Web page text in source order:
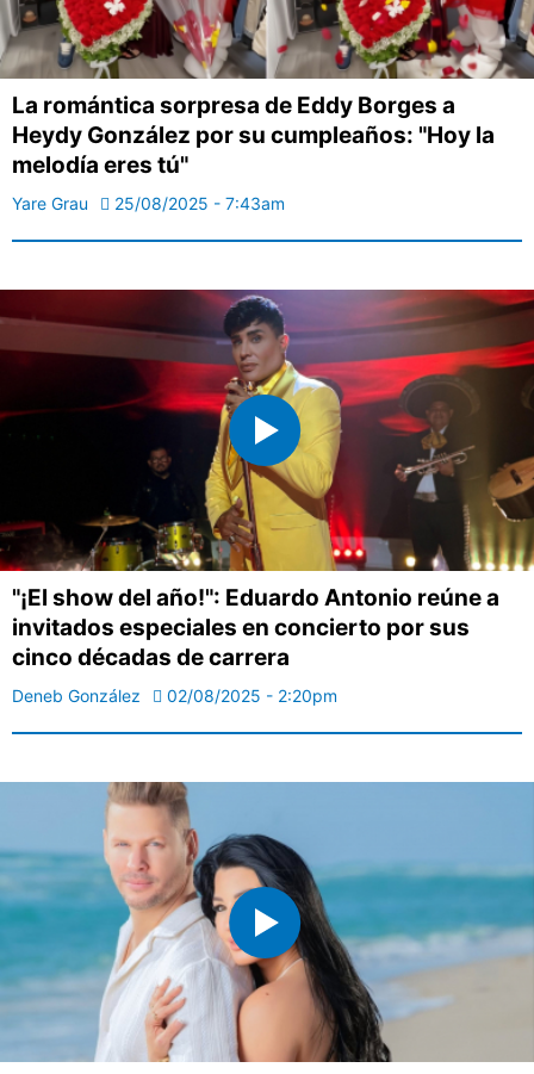
La romántica sorpresa de Eddy Borges a
Heydy González por su cumpleaños: "Hoy la
melodía eres tú"
Yare Grau 25/08/2025 - 7:43am
"¡El show del año!": Eduardo Antonio reúne a
invitados especiales en concierto por sus
cinco décadas de carrera
Deneb González 02/08/2025 - 2:20pm